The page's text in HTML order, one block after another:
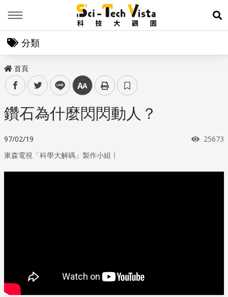
展
分類
首頁
facebooktwitter line 中
鑽石為什麼閃閃動人？
97/02/19 瀏覽次
25673
東森電視「科學大解碼」製作小組 ｜